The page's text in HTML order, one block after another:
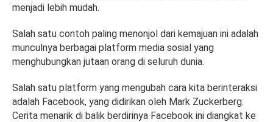
menjadi lebih mudah.
Salah satu contoh paling menonjol dari kemajuan ini adalah
munculnya berbagai platform media sosial yang
menghubungkan jutaan orang di seluruh dunia.
Salah satu platform yang mengubah cara kita berinteraksi
adalah Facebook, yang didirikan oleh Mark Zuckerberg.
Cerita menarik di balik berdirinya Facebook ini diangkat ke